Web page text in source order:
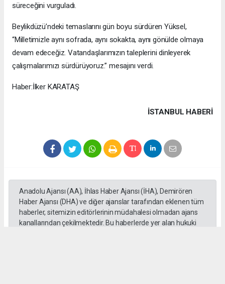
süreceğini vurguladı.
Beylikdüzü’ndeki temaslarını gün boyu sürdüren Yüksel,
“Milletimizle aynı sofrada, aynı sokakta, aynı gönülde olmaya
devam edeceğiz. Vatandaşlarımızın taleplerini dinleyerek
çalışmalarımızı sürdürüyoruz.” mesajını verdi.
Haber:İlker KARATAŞ
İSTANBUL HABERİ
Anadolu Ajansı (AA), İhlas Haber Ajansı (İHA), Demirören
Haber Ajansı (DHA) ve diğer ajanslar tarafından eklenen tüm
haberler, sitemizin editörlerinin müdahalesi olmadan ajans
kanallarından çekilmektedir. Bu haberlerde yer alan hukuki